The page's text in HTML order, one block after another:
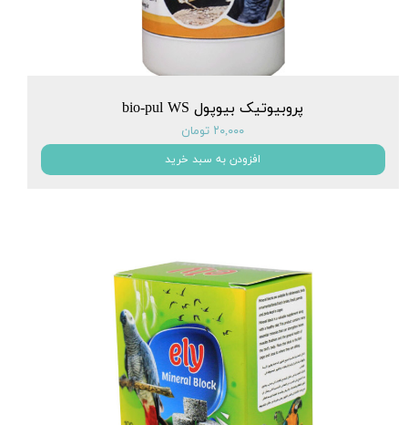
پروبیوتیک بیوپول bio-pul WS
۲۰,۰۰۰ تومان
افزودن به سبد خرید